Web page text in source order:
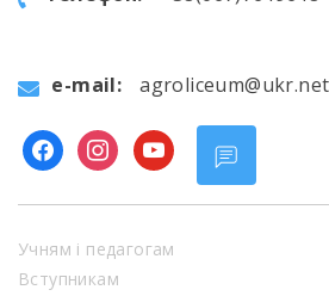
e-mail: agroliceum@ukr.net
facebookinstagram
youtube
Учням і педагогам
Вступникам